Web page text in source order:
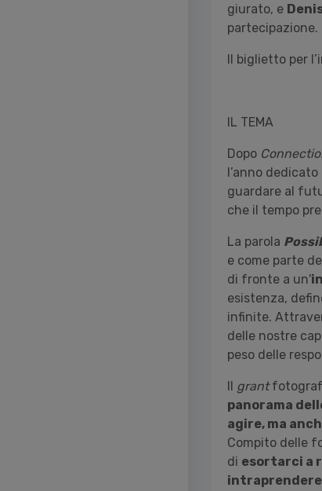
giurato, e
partecipazione.
Il biglietto per
IL TEMA
Dopo
l’anno dedicato
guardare al
che il tempo
La parola
e come parte
di fronte a un'
esistenza,
infinite.
delle nostre
peso delle
Il grant
panorama
agire, ma
Compito delle
di esortarci a